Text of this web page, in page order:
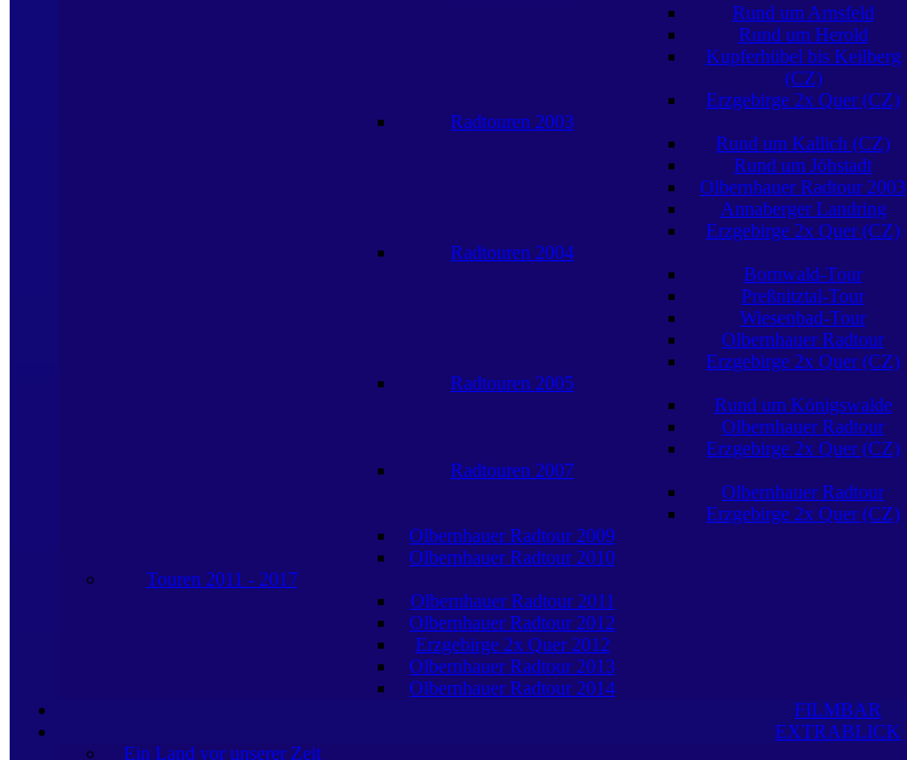
Rund um Arnsfeld
Rund um Herold
Kupferhübel bis Keilberg
(CZ)
Erzgebirge 2x Quer (CZ)
Radtouren 2003
Rund um Kallich (CZ)
Rund um Jöhstadt
Olbernhauer Radtour 2003
Annaberger Landring
Erzgebirge 2x Quer (CZ)
Radtouren 2004
Bornwald-Tour
Preßnitztal-Tour
Wiesenbad-Tour
Olbernhauer Radtour
Erzgebirge 2x Quer (CZ)
Radtouren 2005
Rund um Königswalde
Olbernhauer Radtour
Erzgebirge 2x Quer (CZ)
Radtouren 2007
Olbernhauer Radtour
Erzgebirge 2x Quer (CZ)
Olbernhauer Radtour 2009
Olbernhauer Radtour 2010
Touren 2011 - 2017
Olbernhauer Radtour 2011
Olbernhauer Radtour 2012
Erzgebirge 2x Quer 2012
Olbernhauer Radtour 2013
Olbernhauer Radtour 2014
FILMBAR
EXTRABLICK
Ein Land vor unserer Zeit